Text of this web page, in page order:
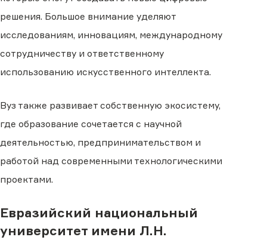
решения. Большое внимание уделяют
исследованиям, инновациям, международному
сотрудничеству и ответственному
использованию искусственного интеллекта.
Вуз также развивает собственную экосистему,
где образование сочетается с научной
деятельностью, предпринимательством и
работой над современными технологическими
проектами.
Евразийский национальный
университет имени Л.Н.